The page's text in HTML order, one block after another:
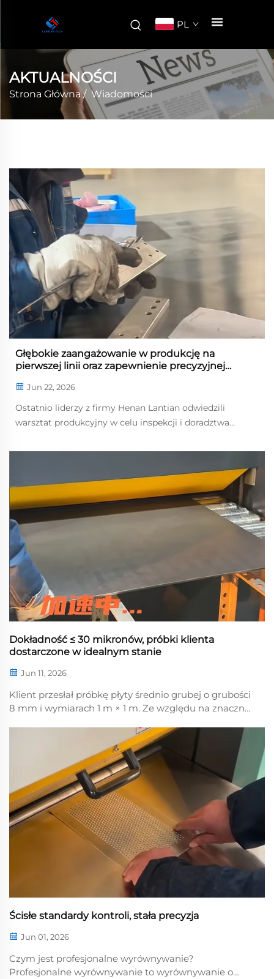
PL
AKTUALNOŚCI
Strona Główna/ Wiadomości
Głębokie zaangażowanie w produkcję na
pierwszej linii oraz zapewnienie precyzyjnej
Jun 22, 2026
Ostatnio liderzy z firmy Henan Lantian odwiedzili
warsztat produkcyjny w celu inspekcji i doradztwa
takie jak montaż skrzynek elektrycznych, frezowanie,
cięcie laserem oraz pomiar precyzyjny części. Wysunęli
konkretne ...
Dokładność ≤ 30 mikronów, próbki klienta
dostarczone w idealnym stanie
Jun 11, 2026
Klient przesłał próbkę płyty średnio grubej o grubości
8 mm i wymiarach 1 m × 1 m. Ze względu na znaczną
Wybraliśmy profesjonalną maszynę do
wyprostowywania płyt hydraulicznych Henan Lantian
model 60-1300...
Ścisłe standardy kontroli, stała precyzja
Jun 01, 2026
Czym jest profesjonalne wyrównywanie?
Profesjonalne wyrównywanie to wyrównywanie o